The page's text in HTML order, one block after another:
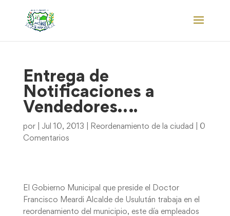
Entrega de
Notificaciones a
Vendedores….
por Jul 10, 2013 Reordenamiento de la ciudad
0
Comentarios
El Gobierno Municipal que preside el Doctor
Francisco Meardi Alcalde de Usulután trabaja en el
reordenamiento del municipio, este día empleados